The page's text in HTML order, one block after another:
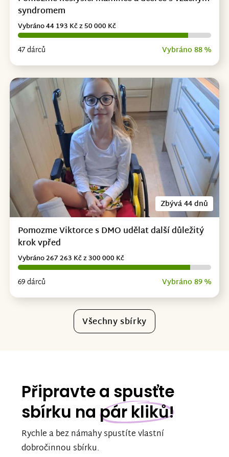
syndromem
47 dárců Vybráno 88 %
Vybráno 44 193 Kč z 50 000 Kč
Zbývá 44 dnů
Pomozme Viktorce s DMO udělat další důležitý
krok vpřed
69 dárců Vybráno 89 %
Vybráno 267 263 Kč z 300 000 Kč
Všechny sbírky
Připravte a spusťte
sbírku na pár kliků!
Rychle a bez námahy spustíte vlastní
dobročinnou sbírku.